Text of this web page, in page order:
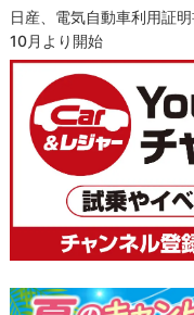
日産、電気自動車利用証
10月より開始